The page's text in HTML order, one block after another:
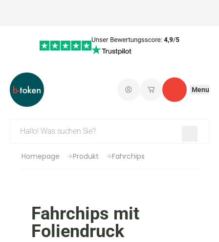
EinloggenMeine Kontakt
Menu
Homepage Produkt Fahrchips
Fahrchips mit
Foliendruck